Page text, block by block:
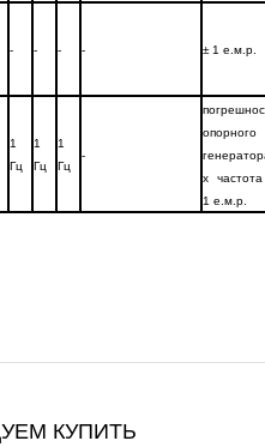
- - - - ± 1 е.м.р.
1
Гц
1
Гц
1
Гц
-
опорного
х
1 е.м.р.
КУПИТЬ